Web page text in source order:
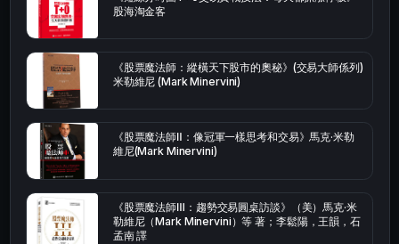
股海淘金客
《股票魔法師：縱橫天下股市的奧秘》(交易大師係列)
米勒維尼 (Mark Minervini)
《股票魔法師Ⅱ：像冠軍一樣思考和交易》馬克·米勒
維尼(Mark Minervini)
《股票魔法師Ⅲ：趨勢交易圓桌訪談》（美）馬克·米
勒維尼（Mark Minervini）等 著；李鬆陽，王韻，石
孟南 譯